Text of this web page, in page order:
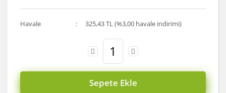
Havale 325,43 TL (%3,00 havale indirimi)
Sepete Ekle